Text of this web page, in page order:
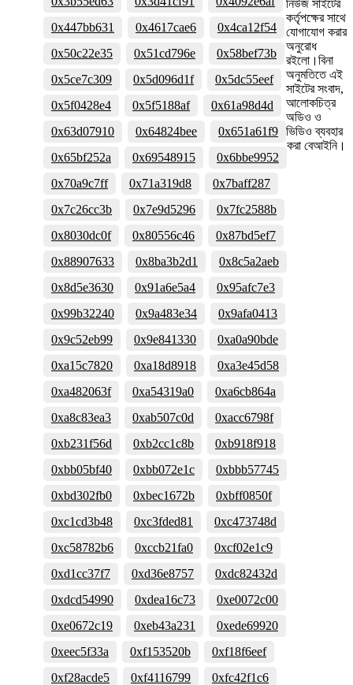
0x447bb631
0x4617cae6
0x4ca12f54
0x50c22e35
0x51cd796e
0x58bef73b
0x5ce7c309
0x5d096d1f
0x5dc55eef
0x5f0428e4
0x5f5188af
0x61a98d4d
0x63d07910
0x64824bee
0x651a61f9
0x65bf252a
0x69548915
0x6bbe9952
0x70a9c7ff
0x71a319d8
0x7baff287
0x7c26cc3b
0x7e9d5296
0x7fc2588b
0x8030dc0f
0x80556c46
0x87bd5ef7
0x88907633
0x8ba3b2d1
0x8c5a2aeb
0x8d5e3630
0x91a6e5a4
0x95afc7e3
0x99b32240
0x9a483e34
0x9afa0413
0x9c52eb99
0x9e841330
0xa0a90bde
0xa15c7820
0xa18d8918
0xa3e45d58
0xa482063f
0xa54319a0
0xa6cb864a
0xa8c83ea3
0xab507c0d
0xacc6798f
0xb231f56d
0xb2cc1c8b
0xb918f918
0xbb05bf40
0xbb072e1c
0xbbb57745
0xbd302fb0
0xbec1672b
0xbff0850f
0xc1cd3b48
0xc3fded81
0xc473748d
0xc58782b6
0xccb21fa0
0xcf02e1c9
0xd1cc37f7
0xd36e8757
0xdc82432d
0xdcd54990
0xdea16c73
0xe0072c00
0xe0672c19
0xeb43a231
0xede69920
0xeec5f33a
0xf153520b
0xf18f6eef
0xf28acde5
0xf4116799
0xfc42f1c6
নিউজ সাইটের
কর্তৃপক্ষের সাথে
যোগাযোগ করার
অনুরোধ
রইলো।বিনা
অনুমতিতে এই
সাইটের সংবাদ,
আলোকচিত্র
অডিও ও
ভিডিও ব্যবহার
করা বেআইনি।